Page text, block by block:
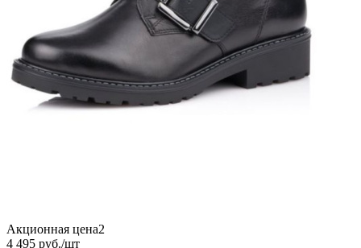
Акционная цена2
4 495 руб./шт